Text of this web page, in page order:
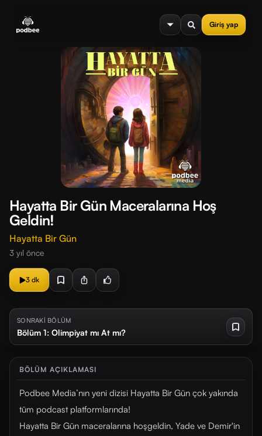
Giriş yap
menu
Hayatta Bir Gün Maceralarına Hoş
Geldin!
Hayatta Bir Gün
3 yıl önce
3 dk
SONRAKİ BÖLÜM
Bölüm 1: Olimpiyat mı At mı?
BÖLÜM AÇIKLAMASI
Podbee Media’nın yeni dizisi Hayatta Bir Gün çok yakında
tüm podcast platformlarında!
Hayatta Bir Gün maceralarına hoşgeldin, Yade ve Demir'in